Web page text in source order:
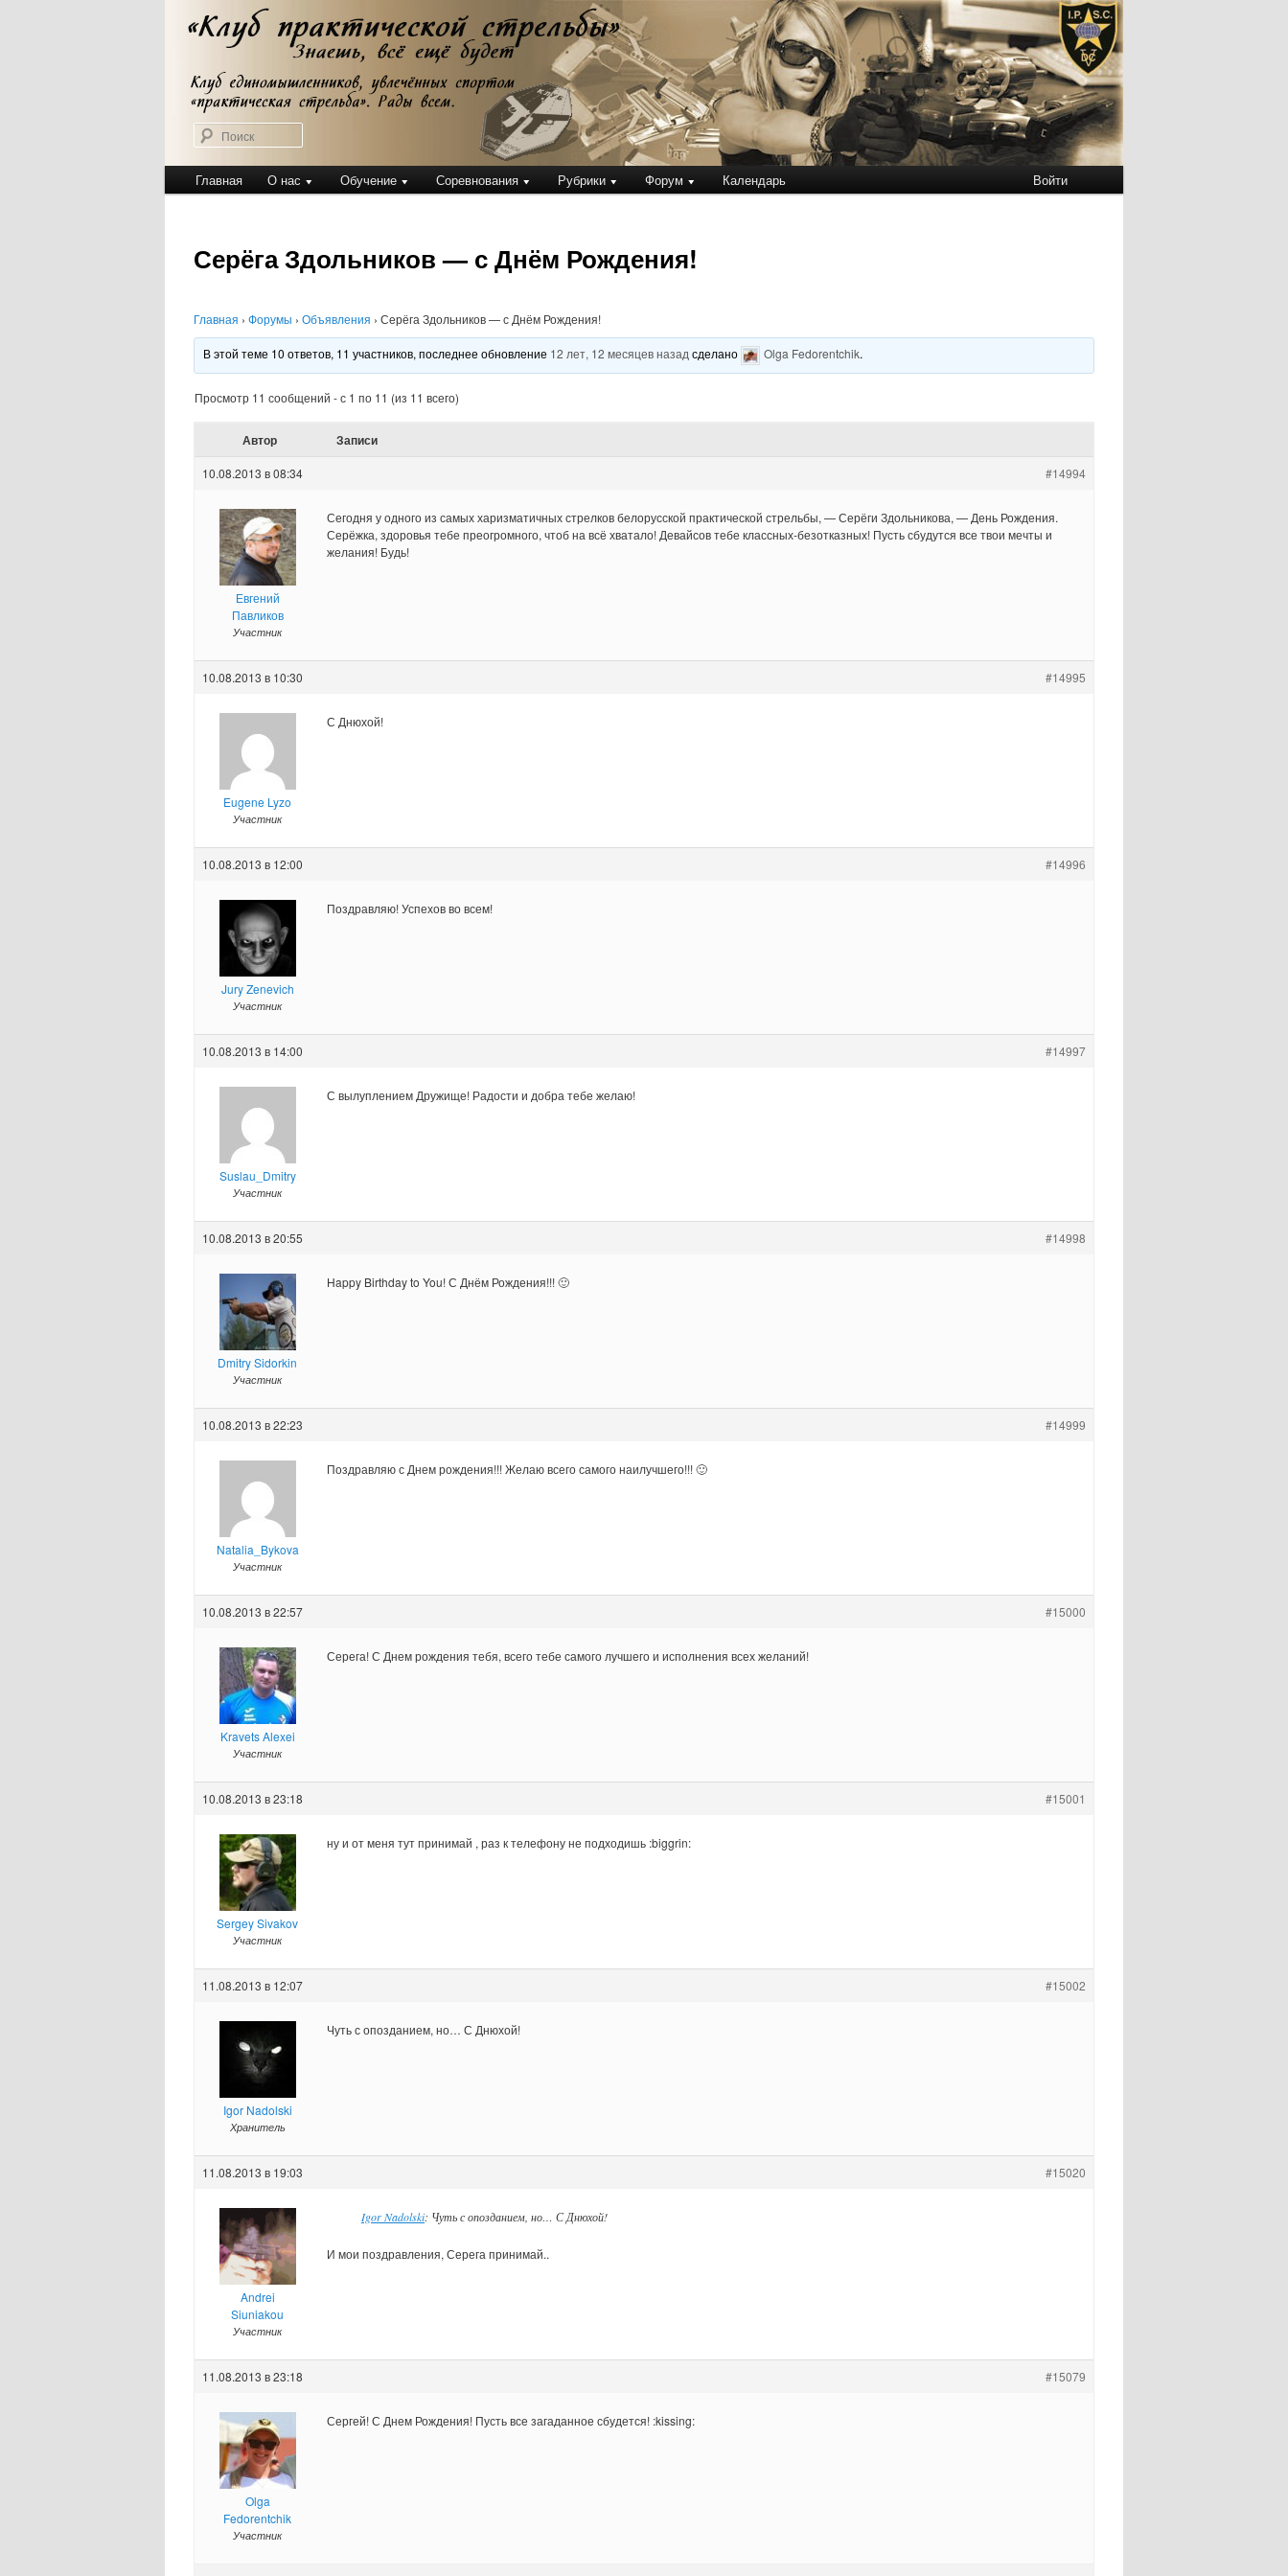
Клуб практической стрельбы
Клуб практической стрельбы
Главное
меню
Главная О нас Обучение Соревнования Рубрики Форум Календарь Войти
Серёга Здольников — с Днём Рождения!
Главная › Форумы › Объявления › Серёга Здольников — с Днём Рождения!
В этой теме 10 ответов, 11 участников, последнее обновление 12 лет, 12 месяцев назадсделано Olga Fedorentchik.
Просмотр 11 сообщений - с 1 по 11 (из 11 всего)
Автор Записи
10.08.2013 в 08:34 #14994
Евгений
Павликов
Участник
Сегодня у одного из самых харизматичных стрелков белорусской практической стрельбы, — Серёги Здольникова, — День Рождения.
Серёжка, здоровья тебе преогромного, чтоб на всё хватало! Девайсов тебе классных-безотказных! Пусть сбудутся все твои мечты и
желания! Будь!
10.08.2013 в 10:30 #14995
Eugene Lyzo
Участник
С Днюхой!
10.08.2013 в 12:00 #14996
Jury Zenevich
Участник
Поздравляю! Успехов во всем!
10.08.2013 в 14:00 #14997
Suslau_Dmitry
Участник
С вылуплением Дружище! Радости и добра тебе желаю!
10.08.2013 в 20:55 #14998
Dmitry Sidorkin
Участник
Happy Birthday to You! С Днём Рождения!!! 🙂
10.08.2013 в 22:23 #14999
Natalia_Bykova
Участник
Поздравляю с Днем рождения!!! Желаю всего самого наилучшего!!! 🙂
10.08.2013 в 22:57 #15000
Kravets Alexei
Участник
Серега! С Днем рождения тебя, всего тебе самого лучшего и исполнения всех желаний!
10.08.2013 в 23:18 #15001
Sergey Sivakov
Участник
ну и от меня тут принимай , раз к телефону не подходишь :biggrin:
11.08.2013 в 12:07 #15002
Igor Nadolski
Хранитель
Чуть с опозданием, но… С Днюхой!
11.08.2013 в 19:03 #15020
Andrei
Siuniakou
Участник
Igor Nadolski: Чуть с опозданием, но… С Днюхой!
И мои поздравления, Серега принимай..
11.08.2013 в 23:18 #15079
Olga
Fedorentchik
Участник
Сергей! С Днем Рождения! Пусть все загаданное сбудется! :kissing: